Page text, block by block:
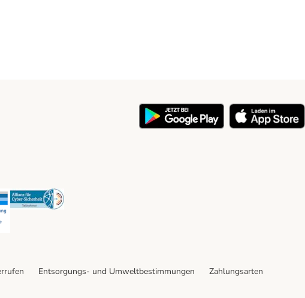
Security Security
Entsorgungs- und Umweltbestimmungen
Zahlungsarten